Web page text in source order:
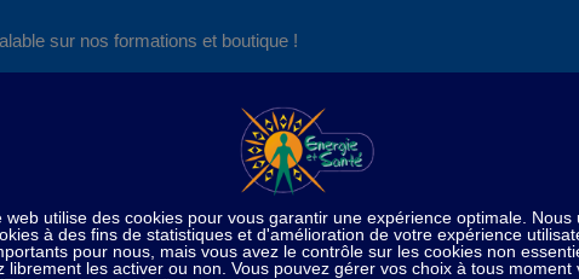
sur nos formations et boutique !
Nos produits succès
Découvrez aussi notre site de
consultations et de formations